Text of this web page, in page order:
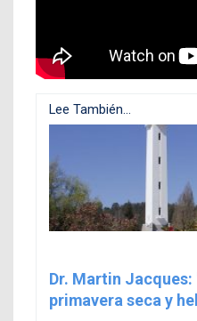
Lee También...
Dr. Martin Jacques:
primavera seca y